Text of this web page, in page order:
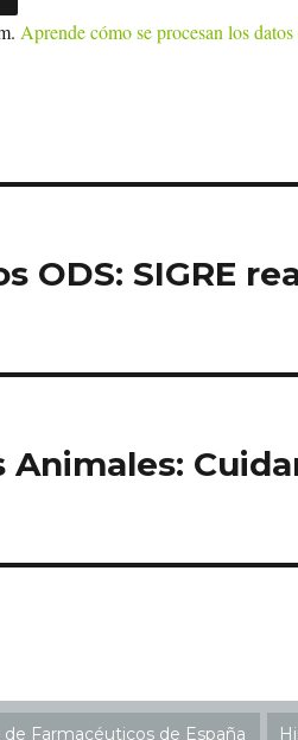
Aprende cómo se procesan los
ODS: SIGRE
Animales:
Farmacéuticos de España